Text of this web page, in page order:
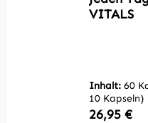
VITALS
Inhalt: 60
10 Kapseln)
Regulärer
26,95 €